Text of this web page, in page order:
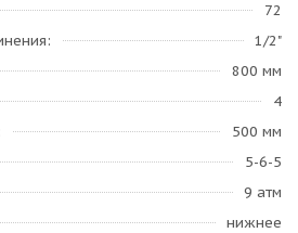
72
1/2"
800 мм
4
500 мм
5-6-5
9 атм
нижнее